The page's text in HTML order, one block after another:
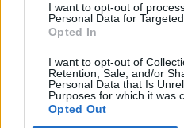
I want to opt-out of
Personal Data for
Opted In
I want to opt-out of
Retention, Sale, and/or
Personal Data that Is
Purposes for which it was
Opted Out